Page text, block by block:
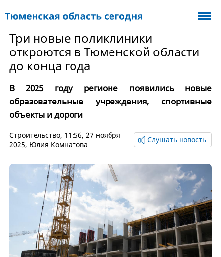
Три новые поликлиники
откроются в Тюменской области
до конца года
В 2025 году регионе появились новые
образовательные учреждения, спортивные
объекты и дороги
Cтроительство, 11:56, 27 ноября
2025, Юлия Комнатова
Слушать новость